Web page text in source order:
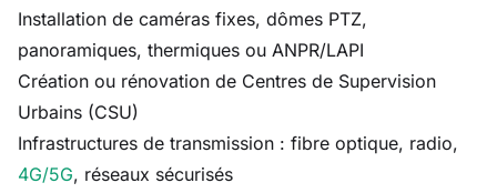
Installation de caméras fixes, dômes PTZ,
panoramiques, thermiques ou ANPR/LAPI
Création ou rénovation de Centres de Supervision
Urbains (CSU)
Infrastructures de transmission : fibre optique, radio,
4G/5G, réseaux sécurisés